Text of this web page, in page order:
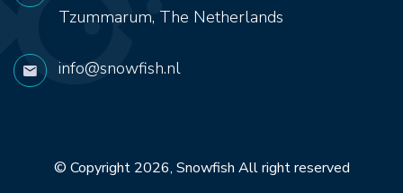
Tzummarum, The Netherlands
info@snowfish.nl
© Copyright 2026, Snowfish All right reserved